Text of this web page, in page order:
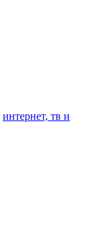
интернет, тв и